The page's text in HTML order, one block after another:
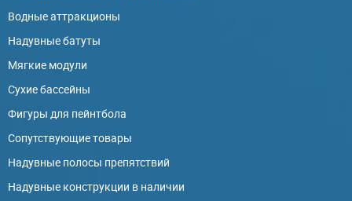
Водные аттракционы
Надувные батуты
Мягкие модули
Сухие бассейны
Фигуры для пейнтбола
Сопутствующие товары
Надувные полосы препятствий
Надувные конструкции в наличии